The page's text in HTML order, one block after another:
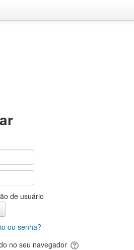
de usuário
ou senha?
no seu navegador